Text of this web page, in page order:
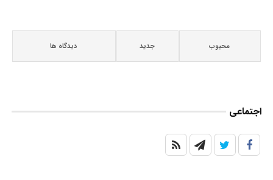
محبوب جدید دیدگاه ها
اجتماعی